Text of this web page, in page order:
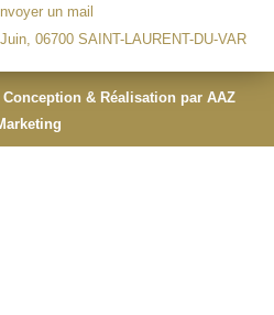
un mail
06700 SAINT-LAURENT-DU-VAR
& Réalisation par AAZ